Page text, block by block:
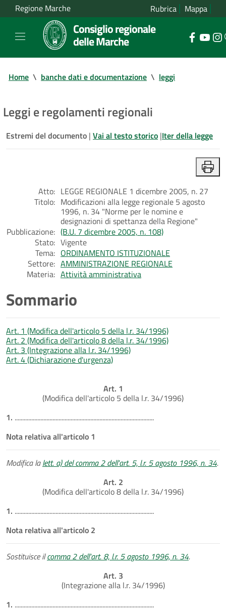
Regione Marche Rubrica Mappa
Consiglio regionale
delle Marche
Home \ banche dati e documentazione \ leggi
Leggi e regolamenti regionali
Estremi del documento | Vai al testo storico |Iter della legge
Atto: LEGGE REGIONALE 1 dicembre 2005, n. 27
Titolo: Modificazioni alla legge regionale 5 agosto
1996, n. 34 "Norme per le nomine e
designazioni di spettanza della Regione"
Pubblicazione: (B.U. 7 dicembre 2005, n. 108)
Stato: Vigente
Tema: ORDINAMENTO ISTITUZIONALE
Settore: AMMINISTRAZIONE REGIONALE
Materia: Attività amministrativa
Sommario
Art. 1 (Modifica dell'articolo 5 della l.r. 34/1996)
Art. 2 (Modifica dell'articolo 8 della l.r. 34/1996)
Art. 3 (Integrazione alla l.r. 34/1996)
Art. 4 (Dichiarazione d'urgenza)
Art. 1
(Modifica dell'articolo 5 della l.r. 34/1996)
1. ............................................................................................
Nota relativa all'articolo 1
Modifica lalett. a) del comma 2 dell'art. 5, l.r. 5 agosto 1996, n. 34.
Art. 2
(Modifica dell'articolo 8 della l.r. 34/1996)
1. ............................................................................................
Nota relativa all'articolo 2
Sostituisce ilcomma 2 dell'art. 8, l.r. 5 agosto 1996, n. 34.
Art. 3
(Integrazione alla l.r. 34/1996)
1. ............................................................................................